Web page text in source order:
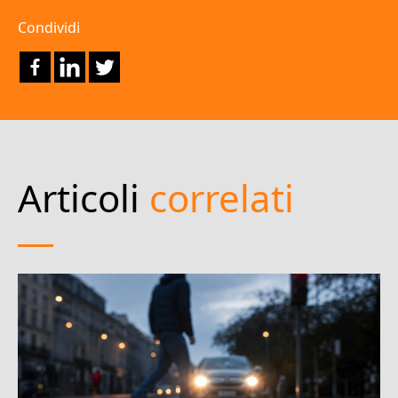
Condividi
Articoli correlati